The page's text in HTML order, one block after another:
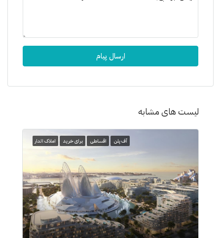
ارسال پیام
لیست های مشابه
آف پلن اقساطی برای خرید املاک الدار